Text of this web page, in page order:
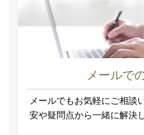
メールで
メールでもお気軽にご相談
安や疑問点から一緒に解決